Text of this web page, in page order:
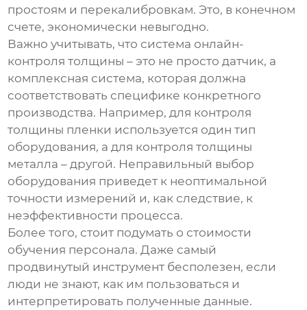
простоям и перекалибровкам. Это, в конечном
счете, экономически невыгодно.
Важно учитывать, что система онлайн-
контроля толщины – это не просто датчик, а
комплексная система, которая должна
соответствовать специфике конкретного
производства. Например, для контроля
толщины пленки используется один тип
оборудования, а для контроля толщины
металла – другой. Неправильный выбор
оборудования приведет к неоптимальной
точности измерений и, как следствие, к
неэффективности процесса.
Более того, стоит подумать о стоимости
обучения персонала. Даже самый
продвинутый инструмент бесполезен, если
люди не знают, как им пользоваться и
интерпретировать полученные данные.